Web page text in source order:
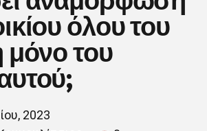
όλου του
μόνο του
2023